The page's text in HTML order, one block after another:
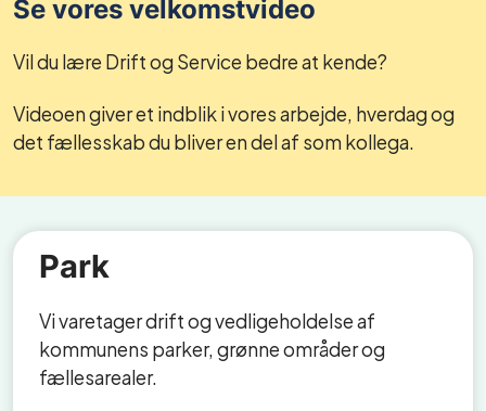
Se vores velkomstvideo
Vil du lære Drift og Service bedre at kende?
Videoen giver et indblik i vores arbejde, hverdag og
det fællesskab du bliver en del af som kollega.
Park
Vi varetager drift og vedligeholdelse af
kommunens parker, grønne områder og
fællesarealer.